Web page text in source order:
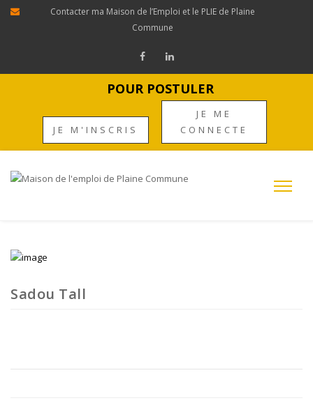
Contacter ma Maison de l’Emploi et le PLIE de Plaine
Commune
POUR POSTULER
JE M'INSCRIS
JE ME
CONNECTE
Sadou Tall